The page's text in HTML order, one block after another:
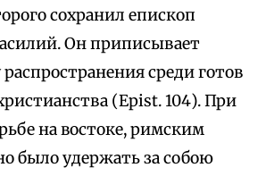
сохранил епископ
Он приписывает
распространения среди готов
(Epist. 104). При
на востоке, римским
было удержать за собою